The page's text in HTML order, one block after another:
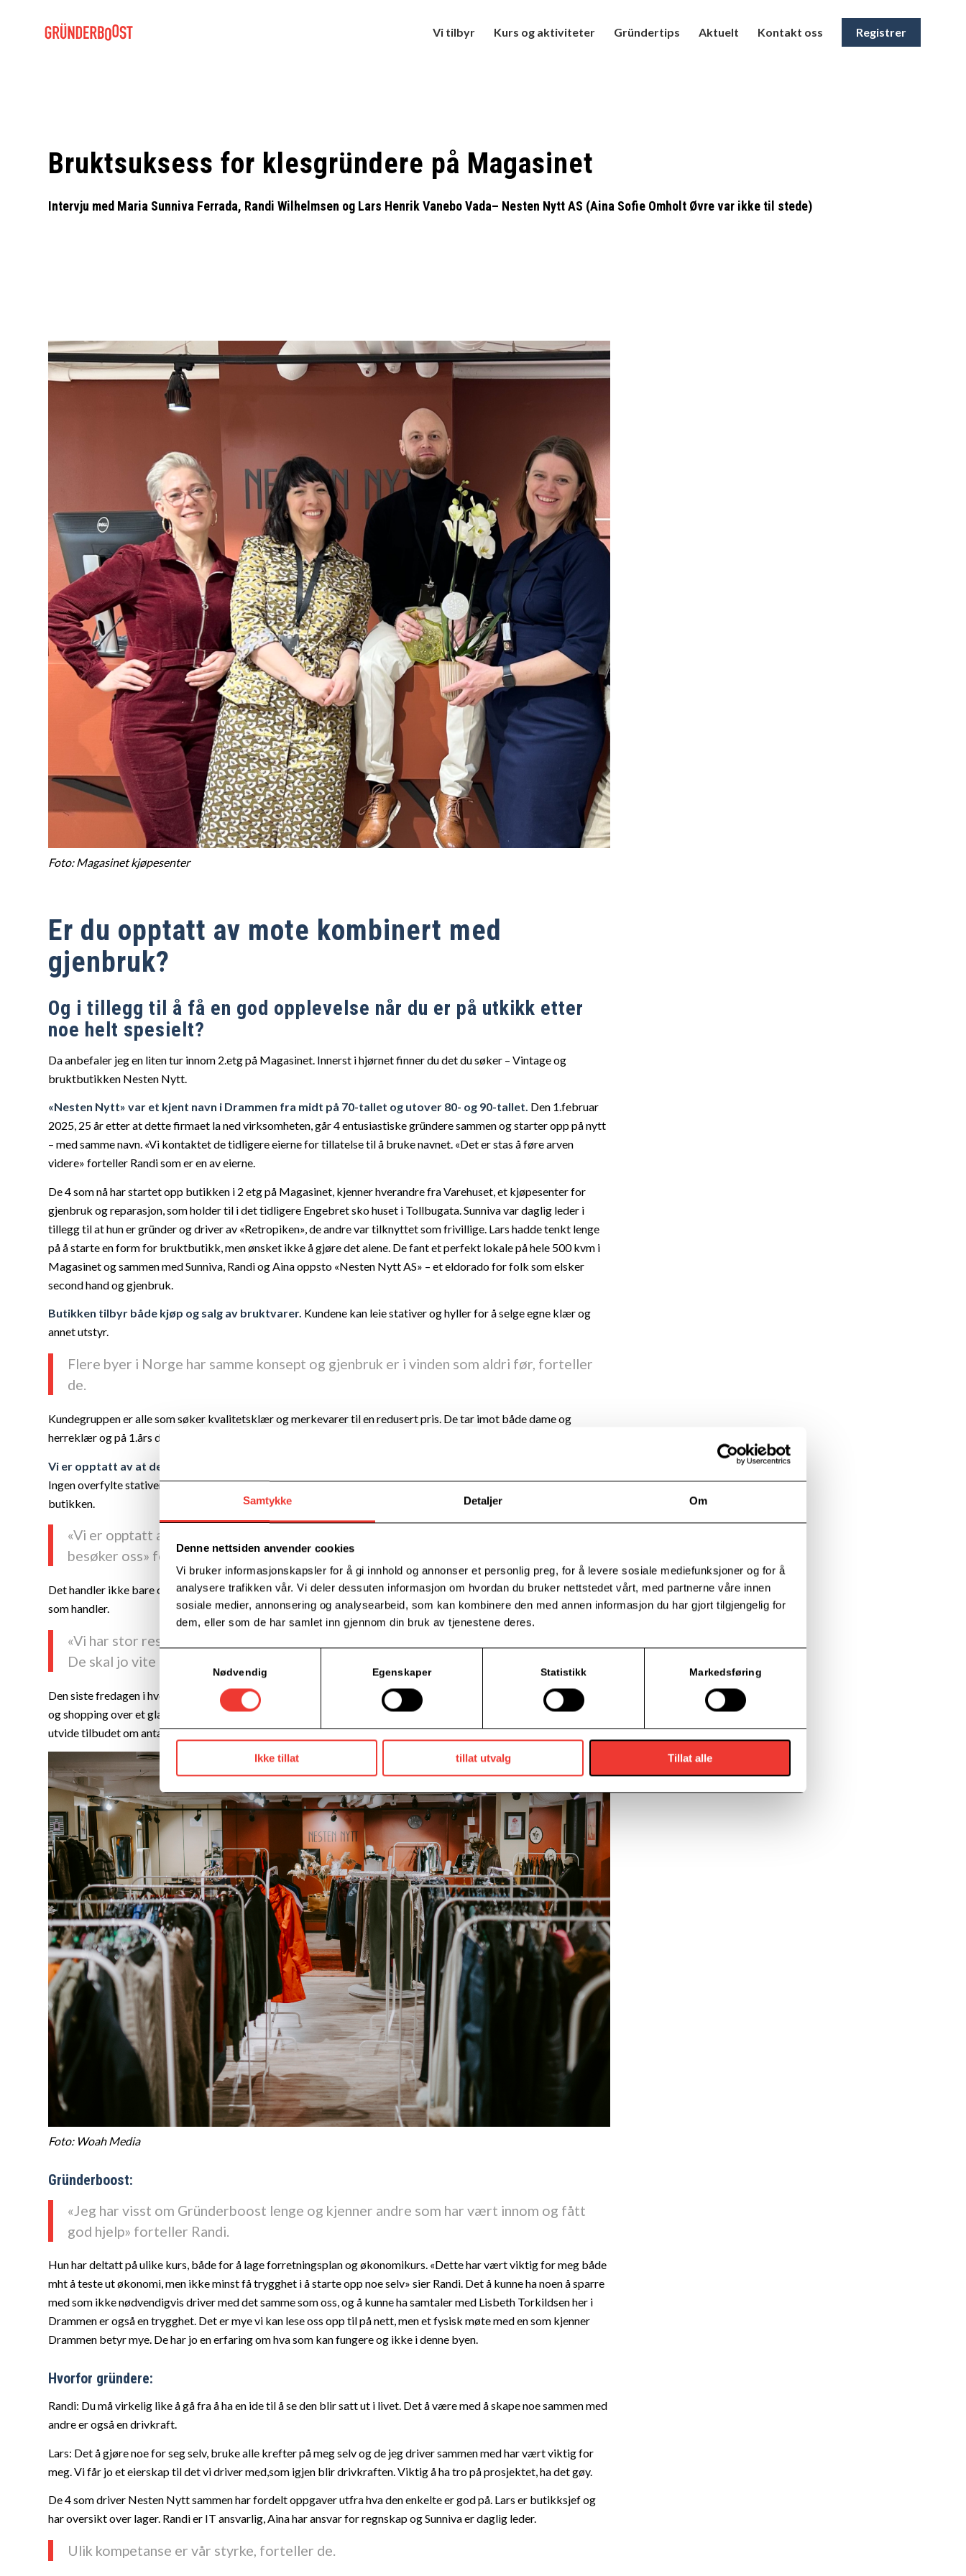
Samtykke Detaljer Om
Denne nettsiden anvender cookies
Vi bruker informasjonskapsler for å gi innhold og annonser et personlig preg, for å levere sosiale mediefunksjoner og for å
analysere trafikken vår. Vi deler dessuten informasjon om hvordan du bruker nettstedet vårt, med partnerne våre innen
sosiale medier, annonsering og analysearbeid, som kan kombinere den med annen informasjon du har gjort tilgjengelig for
dem, eller som de har samlet inn gjennom din bruk av tjenestene deres.
Nødvendig Egenskaper Statistikk Markedsføring
Ikke tillat tillat utvalg Tillat alle
Vi tilbyr Kurs og aktiviteter Gründertips Aktuelt Kontakt oss Registrer
Bruktsuksess for klesgründere på Magasinet
Intervju med Maria Sunniva Ferrada, Randi Wilhelmsen og Lars Henrik Vanebo Vada– Nesten Nytt AS (Aina Sofie Omholt Øvre var ikke til stede)
Foto: Magasinet kjøpesenter
Er du opptatt av mote kombinert med
gjenbruk?
Og i tillegg til å få en god opplevelse når du er på utkikk etter
noe helt spesielt?
Da anbefaler jeg en liten tur innom 2.etg på Magasinet. Innerst i hjørnet finner du det du søker – Vintage og
bruktbutikken Nesten Nytt.
«Nesten Nytt» var et kjent navn i Drammen fra midt på 70-tallet og utover 80- og 90-tallet. Den 1.februar
2025, 25år etter at dette firmaet la ned virksomheten, går 4 entusiastiske gründere sammen og starter opp på nytt
– med samme navn. «Vi kontaktet de tidligere eierne for tillatelse til å bruke navnet. «Deter stas å føre arven
videre» forteller Randi som er en av eierne.
De 4 som nå har startet opp butikken i 2 etgpå Magasinet kjenner hverandre fra Varehuset, et kjøpesenter for
gjenbruk og reparasjon, som holder til i det tidligere Engebret sko huset i Tollbugata. Sunniva var daglig leder i
tillegg til at hun er gründer og driver av «Retropiken» , de andre var tilknyttet som frivillige. Lars hadde tenkt lenge
på å starte en form for bruktbutikk, menønsket ikkeå gjøre det alene. De fant et perfekt lokale påhele 500 kvm i
Magasinet og sammen medSunniva, Randi og Aina oppsto «Nesten Nytt AS» – et eldorado for folk som elsker
secondhand og gjenbruk.
Butikken tilbyr både kjøp og salg av bruktvarer. Kundene kan leie stativer og hyller for å selge egne klær og
annet utstyr.
Flere byer i Norge har samme konsept og gjenbruk er i vinden som aldri før, forteller
de.
Kundegruppen er alle som søker kvalitetsklær og merkevarer til en redusert pris. De tar imot både dame og
herreklær og på 1.års dagen 1.2.26
Vi er opptatt av at dette ikke er et loppemarked, forteller driverne.
Ingen overfylte stativer eller hyller, noe som gjør at det er lett å finne frem til de mange«skatter»som skjuler seg i
butikken.
«Vi er opptatt av at kunden skal f
besøker oss» forteller Lars.
Det handler ikke bare om kjøp og salg av klær. Butikken er opptatt av kundene sine, b åde de som leier plass og de
som handler.
«Vi har stor respekt for de som leverer sine varer inn her for salg
De skal jo vite at de leverer tingene sine inn på
Den siste fredagen i hver m d inviterer butikken inn til Boblende Fredag».
tes for mingling
og shopping over et glass alkoholfrie bobler. Pr i dag har butikken 9 ansatte og allerede etter kort tid måtte de
utvide tilbudet om antall stativer. Det er tydelig at gjenbruk ogsecondhander i vinden–også i Drammen.
Foto: Woah Media
Gründerboost:
« Jeg har visst om Gründerboost lenge og kjenner andre som har vært innom og fått
god hjelp» forteller Randi.
Hun har deltatt på ulike kurs, både for å lage forretningsplan ogøkonomikurs. «Dettehar vært viktig for meg både
mhtå teste utøkonomi, men ikke minst fåtrygghet iå starte opp noeselv» sier Randi. Det å kunne ha noen åsparre
med som ikke nødvendigvis driver med det samme som oss, og å kunne ha samtaler med Lisbeth Torkildsen her i
Drammen er også en trygghet. Det er mye vi kan lese oss opp til på nett, men et fysisk møte med en som kjenner
Drammen betyr mye. De har jo en erfaring om hva som kan fungere og ikke i denne byen.
Hvorfor gründere:
Randi: Du må virkelig like å gåfraåha en ide tilå se den blir satt ut i livet. Det å være medå skape noe sammen med
andre er også en drivkraft.
Lars: Detå gjøre noe for seg selv, bruke alle krefter påmeg selv og de jeg driver sammen med har vært viktig for
meg. Vi får jo et eierskap til det vi driver medsom igjen blir drivkraften. Viktig åha tro på prosjektet, ha det gøy.
De 4 som driver Nesten Nytt sammen har fordelt oppgaver utfra hva den enkelte er god på. Lars er butikksjef og
har oversikt over lager. Randi er IT ansvarlig, Aina har ansvar for regnskap og Sunniva er daglig leder.
Ulik kompetanse er vår styrke, forteller de.